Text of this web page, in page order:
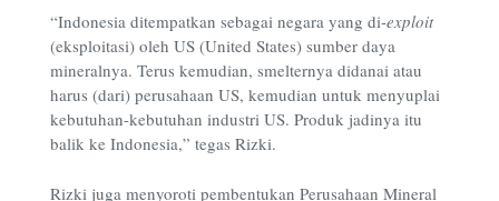
“Indonesia ditempatkan sebagai negara yang di-exploit
(eksploitasi) oleh US (United States) sumber daya
mineralnya. Terus kemudian, smelternya didanai atau
harus (dari) perusahaan US, kemudian untuk menyuplai
kebutuhan-kebutuhan industri US. Produk jadinya itu
balik ke Indonesia,” tegas Rizki.
Rizki juga menyoroti pembentukan Perusahaan Mineral